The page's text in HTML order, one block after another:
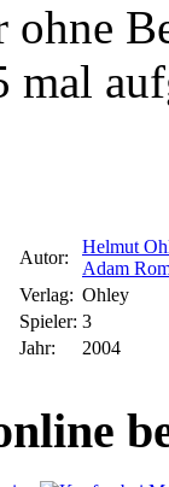
ohne
Autor:
Helmut
Adam
Verlag: Ohley
Spieler: 3
Jahr:
2004